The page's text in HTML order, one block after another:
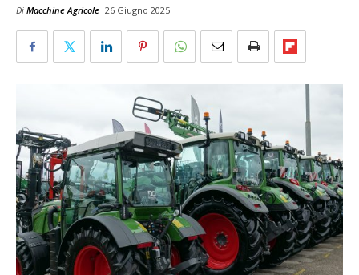
Di Macchine Agricole 26 Giugno 2025